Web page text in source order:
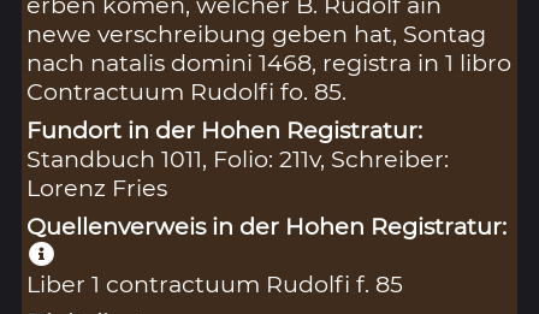
newe verschreibung geben hat, Sontag
nach natalis domini 1468, registra in 1 libro
Contractuum Rudolfi fo. 85.
Fundort in der Hohen Registratur:
Standbuch 1011, Folio: 211v, Schreiber:
Lorenz Fries
Quellenverweis in der Hohen Registratur:
Liber 1 contractuum Rudolfi f. 85